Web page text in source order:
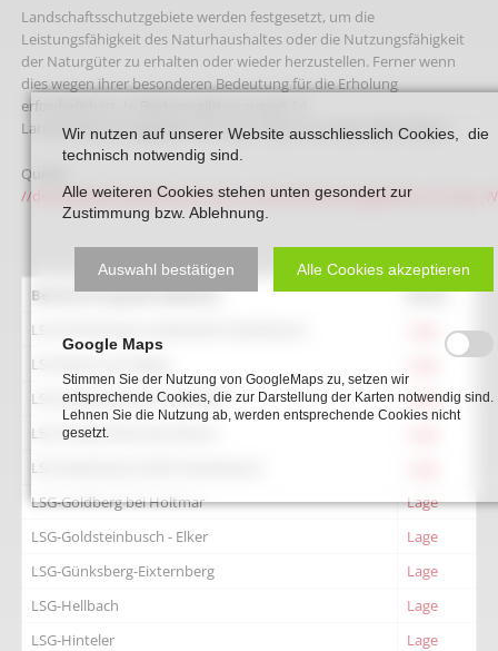
Landschaftsschutzgebiete werden festgesetzt, um die
Leistungsfähigkeit des Naturhaushaltes oder die Nutzungsfähigkeit
der Naturgüter zu erhalten oder wieder herzustellen. Ferner wenn
dies wegen ihrer besonderen Bedeutung für die Erholung
erforderlich ist. In Beckum gibt es zurzeit 14
Landschaftsschutzgebiete mit einer Fläche von über 3600 Hektar.
Quelle:
//de.wikipedia.org/wiki/
Bezeichnung des Gebietes
Karte
LSG-Ächterberg nordwestlich Neubeckum
LSG-Beckumer Berge
LSG-Düppenkamp in Hinteler
Lage
LSG-Friedrichshorster Bruch
LSG-Geistkamp östlich Neubeckum
LSG-Goldberg bei Holtmar
Lage
LSG-Goldsteinbusch - Elker
Lage
LSG-Günksberg-Eixternberg
Lage
LSG-Hellbach
Lage
LSG-Hinteler
Lage
Wir nutzen auf unserer Website ausschliesslich Cookies, die
technisch notwendig sind.
Alle weiteren Cookies stehen unten gesondert zur
Zustimmung bzw. Ablehnung.
Auswahl bestätigen Alle Cookies akzeptieren
Google Maps
Stimmen Sie der Nutzung von GoogleMaps zu, setzen wir
entsprechende Cookies, die zur Darstellung der Karten notwendig sind.
Lehnen Sie die Nutzung ab, werden entsprechende Cookies nicht
gesetzt.